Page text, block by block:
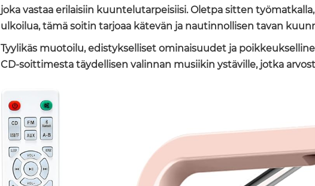
joka vastaa erilaisiin kuuntelutarpeisiisi. Oletpa sitten
ulkoilua, tämä soitin tarjoaa kätevän ja nautinnollisen tavan
Tyylikäs muotoilu, edistykselliset ominaisuudet ja
CD-soittimesta täydellisen valinnan musiikin ystäville, jotka